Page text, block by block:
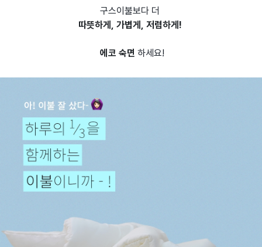
구스이불보다 더
따뜻하게, 가볍게, 저렴하게!
에코 숙면 하세요!